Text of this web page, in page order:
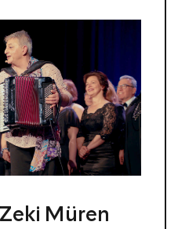
Müren